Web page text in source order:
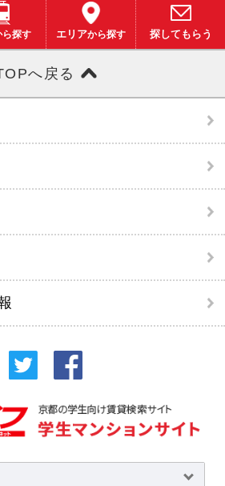
ら探す エリアから探す 探してもらう
へ戻る